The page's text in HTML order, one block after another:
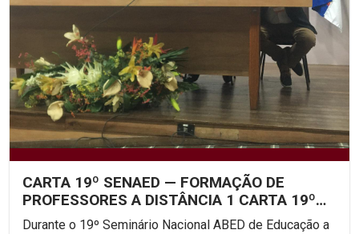
CARTA 19º SENAED — FORMAÇÃO DE
PROFESSORES A DISTÂNCIA 1 CARTA 19º
SENAED: FORMAÇÃO DE...
Durante o 19º Seminário Nacional ABED de Educação a